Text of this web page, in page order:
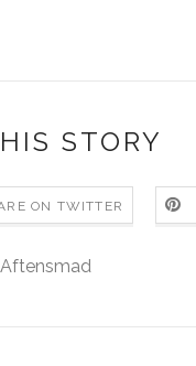
STORY
ON TWITTER
Aftensmad